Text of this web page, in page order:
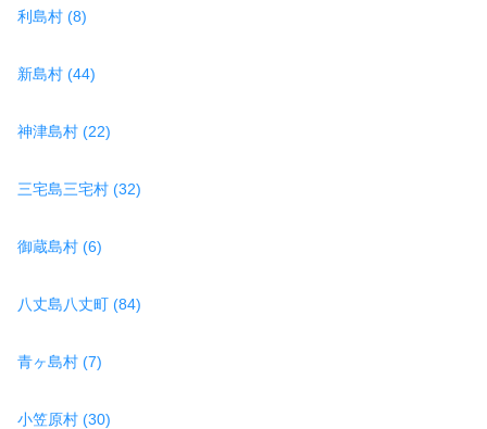
利島村 (8)
新島村 (44)
神津島村 (22)
三宅島三宅村 (32)
御蔵島村 (6)
八丈島八丈町 (84)
青ヶ島村 (7)
小笠原村 (30)